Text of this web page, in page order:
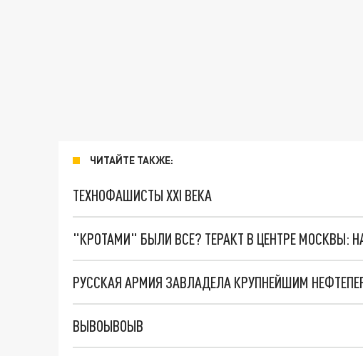
ЧИТАЙТЕ ТАКЖЕ:
ТЕХНОФАШИСТЫ XXI ВЕКА
"КРОТАМИ" БЫЛИ ВСЕ? ТЕРАКТ В ЦЕНТРЕ МОСКВЫ:
РУССКАЯ АРМИЯ ЗАВЛАДЕЛА КРУПНЕЙШИМ
ВЫВОЫВОЫВ